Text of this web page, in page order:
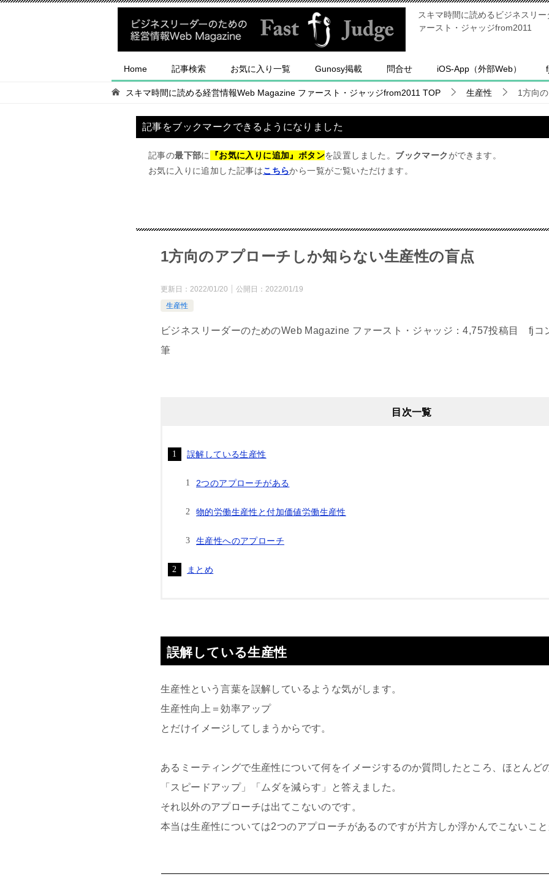
スキマ時間に読めるビジネスリ
ァースト・ジャッジfrom2011
Home 記事検索 お気に入り一覧 Gunosy掲載 問合せ iOS-App（外部Web）
スキマ時間に読める経営情報Web Magazine ファースト・ジャッジfrom2011 TOP 生産性 1方向
記事をブックマークできるようになりました
記事の最下部に 『お気に入りに追加』ボタンを設置しました。 ブックマーク ができます。
お気に入りに追加した記事はこちらから一覧がご覧いただけます。
1方向のアプローチしか知らない生産性の盲点
更新日： 2022/01/20 公開日： 2022/01/19
生産性
ビジネスリーダーのためのWeb Magazine ファースト・ジャッジ：4,757投稿目 fjコ
筆
目次一覧
誤解している生産性
2つのアプローチがある
物的労働生産性と付加価値労働生産性
生産性へのアプローチ
まとめ
誤解している生産性
生産性という言葉を誤解しているような気がします。
生産性向上＝効率アップ
とだけイメージしてしまうからです。
あるミーティングで生産性について何をイメージするのか質問したところ、ほとんど
「スピードアップ」「ムダを減らす」と答えました。
それ以外のアプローチは出てこないのです。
本当は生産性については2つのアプローチがあるのですが片方しか浮かんでこないこと